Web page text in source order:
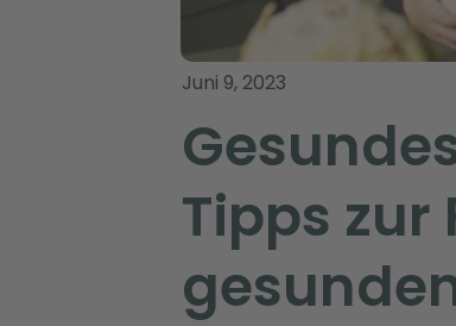
Juni 9, 2023
Tipps zur